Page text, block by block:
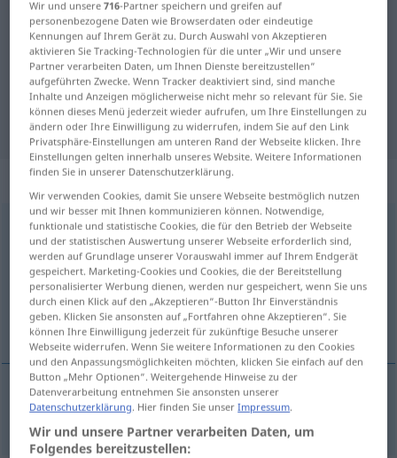
Deutsch-Slowakisch Übersetzung
für "erweitern"
"erweitern" Slowakisch
Übersetzung
„erweitern“
erweitern
Übersicht aller Übersetzungen
(Für mehr Details die Übersetzung anklicken/antippen)
rozšíriť, zväčšiť
rozšíriť,zväčšiť erweitern
Wir und unsere716-Partner speichern und greifen auf
personenbezogene Daten wie Browserdaten oder eindeutige
Kennungen auf Ihrem Gerät zu. Durch Auswahl von Akzeptieren
aktivieren Sie Tracking-Technologien für die unter „Wir und unsere
Partner verarbeiten Daten, um Ihnen Dienste bereitzustellen“
aufgeführten Zwecke. Wenn Tracker deaktiviert sind, sind manche
Inhalte und Anzeigen möglicherweise nicht mehr so relevant für Sie. Sie
können dieses Menü jederzeit wieder aufrufen, um Ihre Einstellungen zu
ändern oder Ihre Einwilligung zu widerrufen, indem Sie auf den Link
Privatsphäre-Einstellungen am unteren Rand der Webseite klicken. Ihre
Einstellungen gelten innerhalb unseres Website. Weitere Informationen
finden Sie in unserer Datenschutzerklärung.
Wir verwenden Cookies, damit Sie unsere Webseite bestmöglich nutzen
und wir besser mit Ihnen kommunizieren können. Notwendige,
funktionale und statistische Cookies, die für den Betrieb der Webseite
und der statistischen Auswertung unserer Webseite erforderlich sind,
werden auf Grundlage unserer Vorauswahl immer auf Ihrem Endgerät
gespeichert. Marketing-Cookies und Cookies, die der Bereitstellung
personalisierter Werbung dienen, werden nur gespeichert, wenn Sie uns
durch einen Klick auf den „Akzeptieren“-Button Ihr Einverständnis
geben. Klicken Sie ansonsten auf „Fortfahren ohne Akzeptieren“. Sie
können Ihre Einwilligung jederzeit für zukünftige Besuche unserer
Webseite widerrufen. Wenn Sie weitere Informationen zu den Cookies
und den Anpassungsmöglichkeiten möchten, klicken Sie einfach auf den
Button „Mehr Optionen“. Weitergehende Hinweise zu der
Datenverarbeitung entnehmen Sie ansonsten unserer
Datenschutzerklärung. Hier finden Sie unserImpressum.
Wir und unsere Partner verarbeiten Daten, um
Folgendes bereitzustellen: